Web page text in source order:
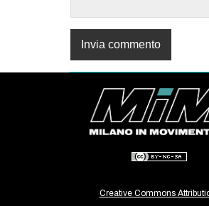
Creative Commons